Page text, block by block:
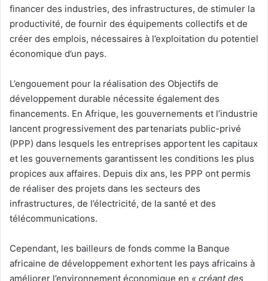
financer des industries, des infrastructures, de stimuler la
productivité, de fournir des équipements collectifs et de
créer des emplois, nécessaires à l’exploitation du potentiel
économique d’un pays.
L’engouement pour la réalisation des Objectifs de
développement durable nécessite également des
financements. En Afrique, les gouvernements et l’industrie
lancent progressivement des partenariats public-privé
(PPP) dans lesquels les entreprises apportent les capitaux
et les gouvernements garantissent les conditions les plus
propices aux affaires. Depuis dix ans, les PPP ont permis
de réaliser des projets dans les secteurs des
infrastructures, de l’électricité, de la santé et des
télécommunications.
Cependant, les bailleurs de fonds comme la Banque
africaine de développement exhortent les pays africains à
améliorer l’environnement économique en « créant des